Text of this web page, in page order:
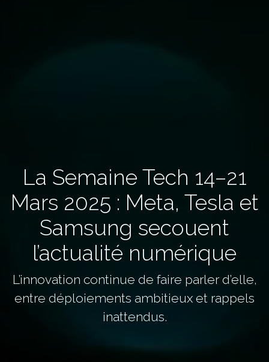
La Semaine Tech 14–21
Mars 2025 : Meta, Tesla et
Samsung secouent
l’actualité numérique
L’innovation continue de faire parler d’elle,
entre déploiements ambitieux et rappels
inattendus.